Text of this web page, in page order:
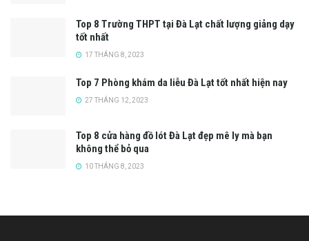
Top 8 Trường THPT tại Đà Lạt chất lượng giảng dạy
tốt nhất
17 THÁNG 8, 2023
Top 7 Phòng khám da liễu Đà Lạt tốt nhất hiện nay
27 THÁNG 12, 2023
Top 8 cửa hàng đồ lót Đà Lạt đẹp mê ly mà bạn
không thể bỏ qua
10 THÁNG 8, 2023